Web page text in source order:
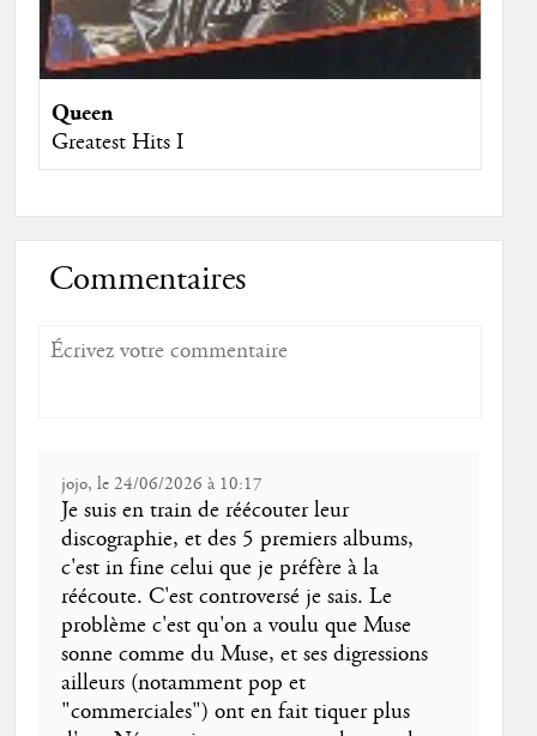
Queen
Greatest Hits I
Commentaires
jojo, le 24/06/2026 à 10:17
Je suis en train de réécouter leur
discographie, et des 5 premiers albums,
c'est in fine celui que je préfère à la
réécoute. C'est controversé je sais. Le
problème c'est qu'on a voulu que Muse
sonne comme du Muse, et ses digressions
ailleurs (notamment pop et
"commerciales") ont en fait tiquer plus